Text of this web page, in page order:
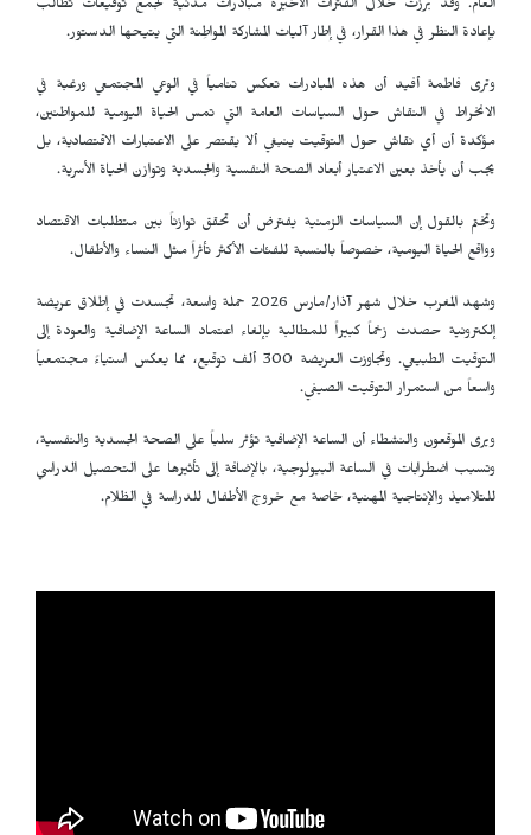
العام. وقد برزت خلال الفترات الأخيرة مبادرات مدنية لجمع توقيعات تطالب
بإعادة النظر في هذا القرار، في إطار آليات المشاركة المواطِنة التي يتيحها الدستور.
وترى فاطمة أفيد أن هذه المبادرات تعكس تنامياً في الوعي المجتمعي ورغبة في
الانخراط في النقاش حول السياسات العامة التي تمس الحياة اليومية للمواطنين،
مؤكدة أن أي نقاش حول التوقيت ينبغي ألا يقتصر على الاعتبارات الاقتصادية، بل
يجب أن يأخذ بعين الاعتبار أبعاد الصحة النفسية والجسدية وتوازن الحياة الأسرية.
وتختم بالقول إن السياسات الزمنية يفترض أن تحقق توازناً بين متطلبات الاقتصاد
وواقع الحياة اليومية، خصوصاً بالنسبة للفئات الأكثر تأثراً مثل النساء والأطفال.
وشهد المغرب خلال شهر آذار/مارس 2026 حملة واسعة، تجسدت في إطلاق عريضة
إلكترونية حصدت زخماً كبيراً للمطالبة بإلغاء اعتماد الساعة الإضافية والعودة إلى
التوقيت الطبيعي. وتجاوزت العريضة 300 ألف توقيع، مما يعكس استياءً مجتمعياً
واسعاً من استمرار التوقيت الصيفي.
ويرى الموقعون والنشطاء أن الساعة الإضافية تؤثر سلباً على الصحة الجسدية والنفسية،
وتسبب اضطرابات في الساعة البيولوجية، بالإضافة إلى تأثيرها على التحصيل الدراسي
للتلاميذ والإنتاجية المهنية، خاصة مع خروج الأطفال للدراسة في الظلام.